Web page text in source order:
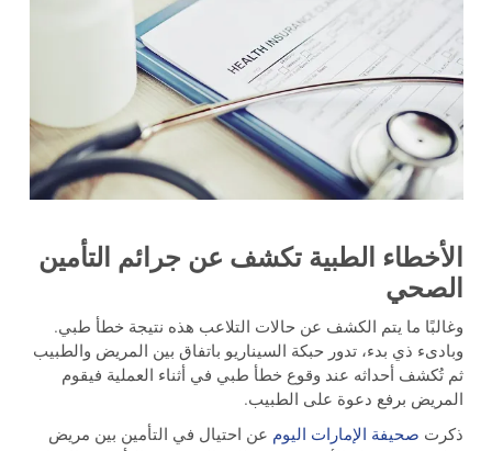
الأخطاء الطبية تكشف عن جرائم التأمين
الصحي
وغالبًا ما يتم الكشف عن حالات التلاعب هذه نتيجة خطأ طبي.
وبادىء ذي بدء، تدور حبكة السيناريو باتفاق بين المريض والطبيب
ثم تُكشف أحداثه عند وقوع خطأ طبي في أثناء العملية فيقوم
المريض برفع دعوة على الطبيب.
ذكرت صحيفة الإمارات اليوم عن احتيال في التأمين بين مريض